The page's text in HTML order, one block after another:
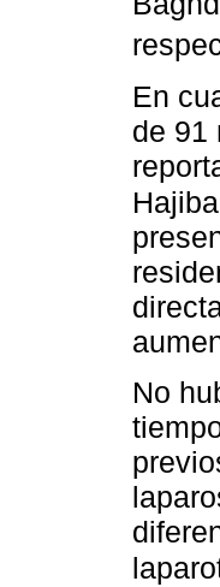
En
de 91
No